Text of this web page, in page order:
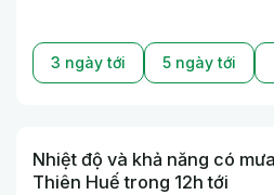
3 ngày tới 5 ngày tới
Nhiệt độ và khả năng có
Thiên Huế trong 12h tới